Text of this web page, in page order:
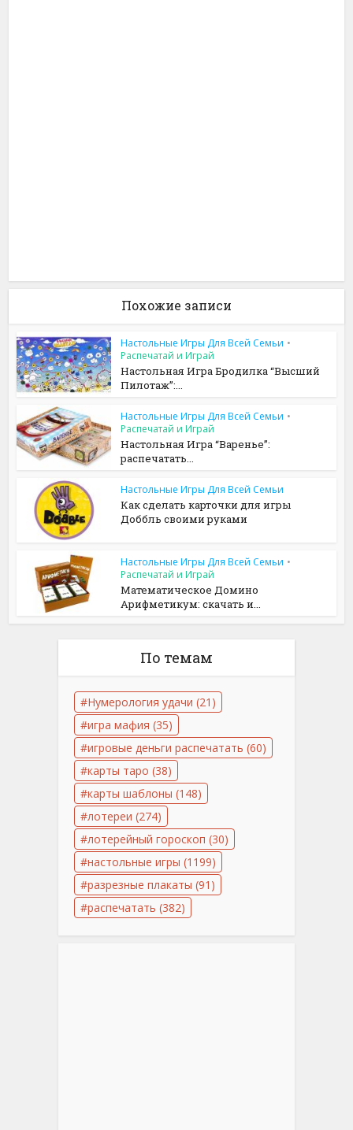
Похожие записи
Настольные Игры Для Всей Семьи •
Распечатай и Играй
Настольная Игра Бродилка “Высший
Пилотаж”:...
Настольные Игры Для Всей Семьи •
Распечатай и Играй
Настольная Игра “Варенье”:
распечатать...
Настольные Игры Для Всей Семьи
Как сделать карточки для игры
Доббль своими руками
Настольные Игры Для Всей Семьи •
Распечатай и Играй
Математическое Домино
Арифметикум: скачать и...
По темам
Нумерология удачи (21)
игра мафия (35)
игровые деньги распечатать (60)
карты таро (38)
карты шаблоны (148)
лотереи (274)
лотерейный гороскоп (30)
настольные игры (1199)
разрезные плакаты (91)
распечатать (382)